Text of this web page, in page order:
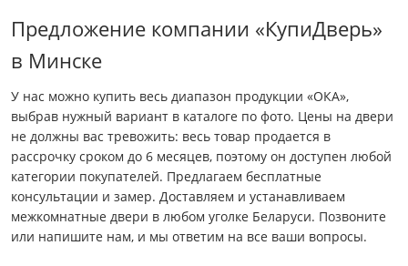
Предложение компании «КупиДверь»
в Минске
У нас можно купить весь диапазон продукции «ОКА»,
выбрав нужный вариант в каталоге по фото. Цены на двери
не должны вас тревожить: весь товар продается в
рассрочку сроком до 6 месяцев, поэтому он доступен любой
категории покупателей. Предлагаем бесплатные
консультации и замер. Доставляем и устанавливаем
межкомнатные двери в любом уголке Беларуси. Позвоните
или напишите нам, и мы ответим на все ваши вопросы.